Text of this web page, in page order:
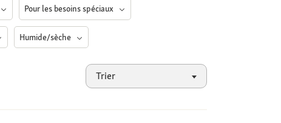
Pour les besoins spéciaux
Humide/sèche
Trier